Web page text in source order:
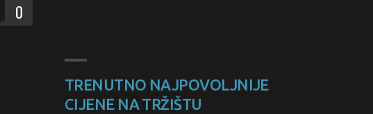
0
TRENUTNO NAJPOVOLJNIJE
CIJENE NA TRŽIŠTU